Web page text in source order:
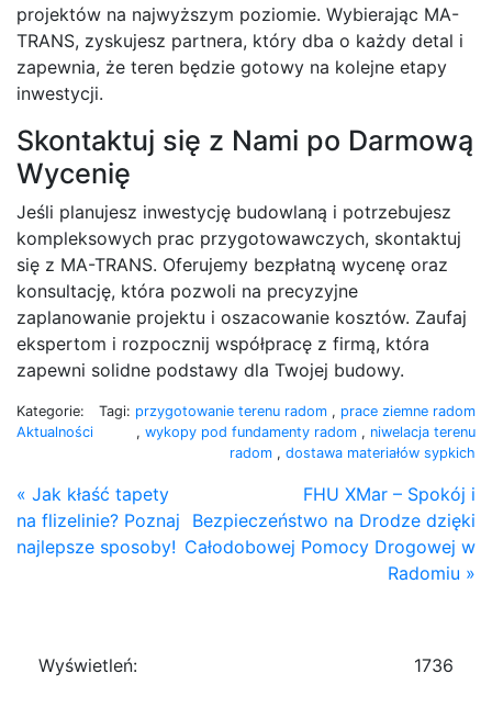
projektów na najwyższym poziomie. Wybierając MA-
TRANS, zyskujesz partnera, który dba o każdy detal i
zapewnia, że teren będzie gotowy na kolejne etapy
inwestycji.
Skontaktuj się z Nami po Darmową
Wycenię
Jeśli planujesz inwestycję budowlaną i potrzebujesz
kompleksowych prac przygotowawczych, skontaktuj
się z MA-TRANS. Oferujemy bezpłatną wycenę oraz
konsultację, która pozwoli na precyzyjne
zaplanowanie projektu i oszacowanie kosztów. Zaufaj
ekspertom i rozpocznij współpracę z firmą, która
zapewni solidne podstawy dla Twojej budowy.
Kategorie:
Aktualności
Tagi: przygotowanie terenu radom , prace ziemne radom
, wykopy pod fundamenty radom , niwelacja terenu
radom , dostawa materiałów sypkich
« Jak kłaść tapety
na flizelinie? Poznaj
najlepsze sposoby!
FHU XMar – Spokój i
Bezpieczeństwo na Drodze dzięki
Całodobowej Pomocy Drogowej w
Radomiu »
Wyświetleń: 1736